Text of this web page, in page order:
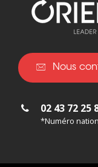
Nous
02 43 72 25
*Numéro